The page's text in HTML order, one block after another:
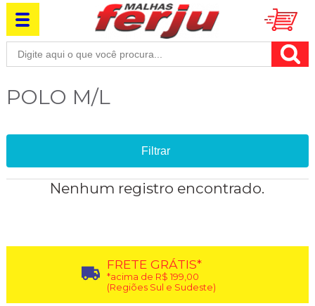
POLO M/L
Filtrar
Nenhum registro encontrado.
FRETE GRÁTIS*
*acima de R$ 199,00
(Regiões Sul e Sudeste)